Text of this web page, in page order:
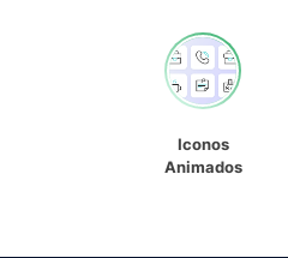
Iconos
Animados